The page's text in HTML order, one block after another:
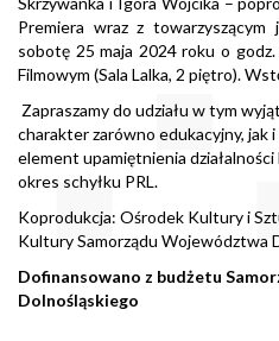
Premiera wraz z
sobotę 25 maja 2024 roku o
Filmowym (Sala Lalka, 2 piętro).
Zapraszamy do udziału w tym
charakter zarówno edukacyjny, jak
element upamiętnienia
okres schyłku PRL.
Koprodukcja: Ośrodek Kultury i
Kultury Samorządu Województwa
Dofinansowano z budżetu
Dolnośląskiego